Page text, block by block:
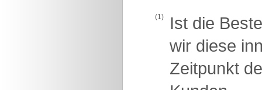
(1)
Ist die
wir diese
Zeitpunkt